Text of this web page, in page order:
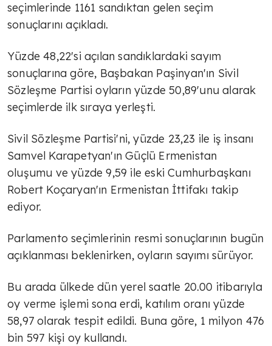
seçimlerinde 1161 sandıktan gelen seçim
sonuçlarını açıkladı.
Yüzde 48,22'si açılan sandıklardaki sayım
sonuçlarına göre, Başbakan Paşinyan'ın Sivil
Sözleşme Partisi oyların yüzde 50,89'unu alarak
seçimlerde ilk sıraya yerleşti.
Sivil Sözleşme Partisi'ni, yüzde 23,23 ile iş insanı
Samvel Karapetyan'ın Güçlü Ermenistan
oluşumu ve yüzde 9,59 ile eski Cumhurbaşkanı
Robert Koçaryan'ın Ermenistan İttifakı takip
ediyor.
Parlamento seçimlerinin resmi sonuçlarının bugün
açıklanması beklenirken, oyların sayımı sürüyor.
Bu arada ülkede dün yerel saatle 20.00 itibarıyla
oy verme işlemi sona erdi, katılım oranı yüzde
58,97 olarak tespit edildi. Buna göre, 1 milyon 476
bin 597 kişi oy kullandı.